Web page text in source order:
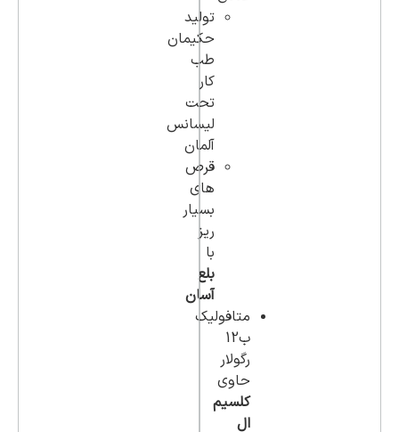
تولید
حکیمان
طب
کار
تحت
لیسانس
آلمان
قرص
های
بسیار
ریز
با
بلع
آسان
متافولیک
ب12
رگولار
حاوی
کلسیم
ال